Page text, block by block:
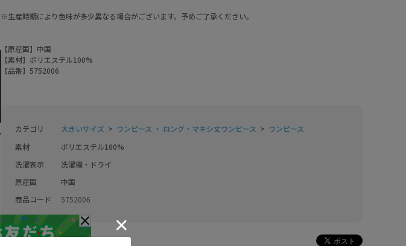
※生産時期により色味が多少異なる場合がございます。予めご了承ください。
【原産国】中国
【素材】ポリエステル100%
【品番】5752006
カテゴリ 大きいサイズ ワンピース ・ ロング・マキシ丈ワンピース
ワンピース
素材
ポリエステル100%
洗濯表示
洗濯機・ドライ
原産国
中国
商品コード
5752006
返品について